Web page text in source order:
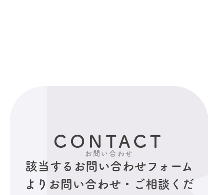
CONTACT
お問い合わせ
該当するお問い合わせフォーム
より お問い合わせ・ご相談くだ